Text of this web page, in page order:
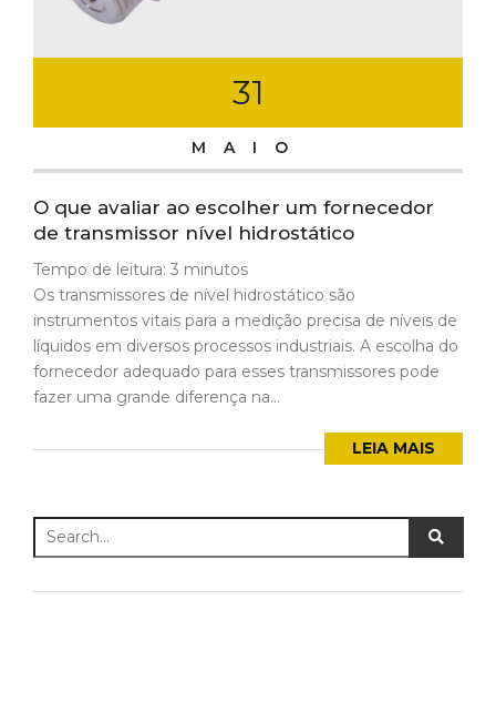
31
MAIO
O que avaliar ao escolher um fornecedor
de transmissor nível hidrostático
Tempo de leitura: 3 minutos
Os transmissores de nível hidrostático são
instrumentos vitais para a medição precisa de níveis de
líquidos em diversos processos industriais. A escolha do
fornecedor adequado para esses transmissores pode
fazer uma grande diferença na...
LEIA MAIS